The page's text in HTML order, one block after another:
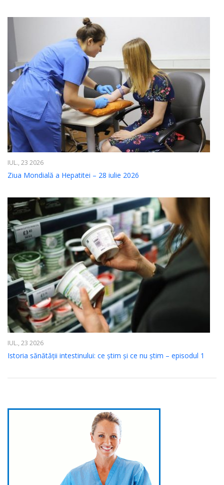
IUL., 23 2026
Ziua Mondială a Hepatitei – 28 iulie 2026
IUL., 23 2026
Istoria sănătății intestinului: ce știm și ce nu știm – episodul 1